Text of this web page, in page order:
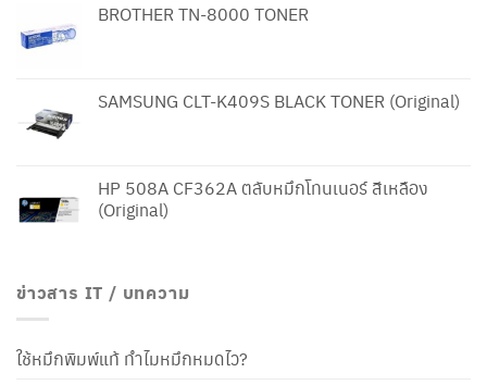
BROTHER TN-8000 TONER
SAMSUNG CLT-K409S BLACK TONER (Original)
HP 508A CF362A ตลับหมึกโทนเนอร์ สีเหลือง
(Original)
ข่าวสาร IT / บทความ
ใช้หมึกพิมพ์แท้ ทำไมหมึกหมดไว?